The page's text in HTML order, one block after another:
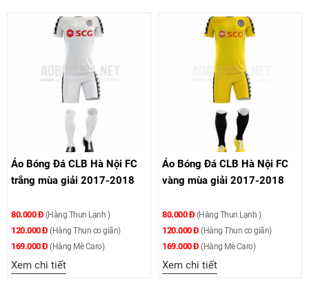
Áo Bóng Đá CLB Hà Nội FC
trắng mùa giải 2017-2018
80.000 Đ (Hàng Thun Lạnh )
120.000 Đ (Hàng Thun co giãn)
169.000 Đ (Hàng Mè Caro)
Xem chi tiết
Áo Bóng Đá CLB Hà Nội FC
vàng mùa giải 2017-2018
80.000 Đ (Hàng Thun Lạnh )
120.000 Đ (Hàng Thun co giãn)
169.000 Đ (Hàng Mè Caro)
Xem chi tiết